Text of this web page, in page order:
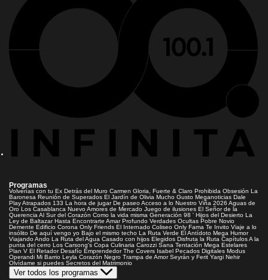
Programas
Volverías con tu Ex Detrás del Muro Carmen Gloria, Fuerte & Claro Prohibida Obsesión La
Baronesa Reunión de Superados El Jardín de Olivia Mucho Gusto Meganoticias Dale
PlayAtrapados 133 La hora de jugar De paseoAcceso a lo Nuestro Viña 2026 Aguas de
Oro Los Casablanca Nuevo Amores de Mercado Juego de ilusiones El Señor de la
Querencia Al Sur del Corazón Como la vida misma Generación 98 ' Hijos del Desierto La
Ley de Baltazar Hasta Encontrarte Amar Profundo Verdades Ocultas Pobre Novio
Demente Edificio Corona Only Friends El Internado Coliseo Only Fama Te Invito Viaje a lo
insólito De aquí vengo yo Bajo el mismo techo La Ruta Verde El Antídoto Mega Humor
Viajando Ando La Ruta del Agua Casado con hijos Elegidos Disfruta la Ruta CapítulosA la
punta del cerro Los Carsong's Copa Culinaria Carozzi Sana Tentación Mega Estelares
Plan V El Retador Desafío Emprendedor The Covers Isabel Pecados Digitales Modus
Operandi Mi Barrio Leyla Corazón Negro Trampa de Amor Seyrán y Ferit Yargi Nehir
Olvídame si puedes Secretos del Matrimonio
Ver todos los programas